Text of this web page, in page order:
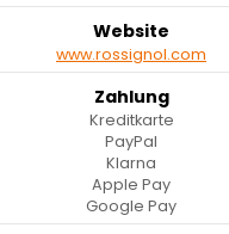
Website
www.rossignol.com
Zahlung
Kreditkarte
PayPal
Klarna
Apple Pay
Google Pay